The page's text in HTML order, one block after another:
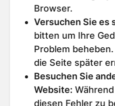
Browser.
Versuchen Sie es
bitten um Ihre
Problem
die Seite später
Besuchen Sie
Website:
diesen Fehler zu